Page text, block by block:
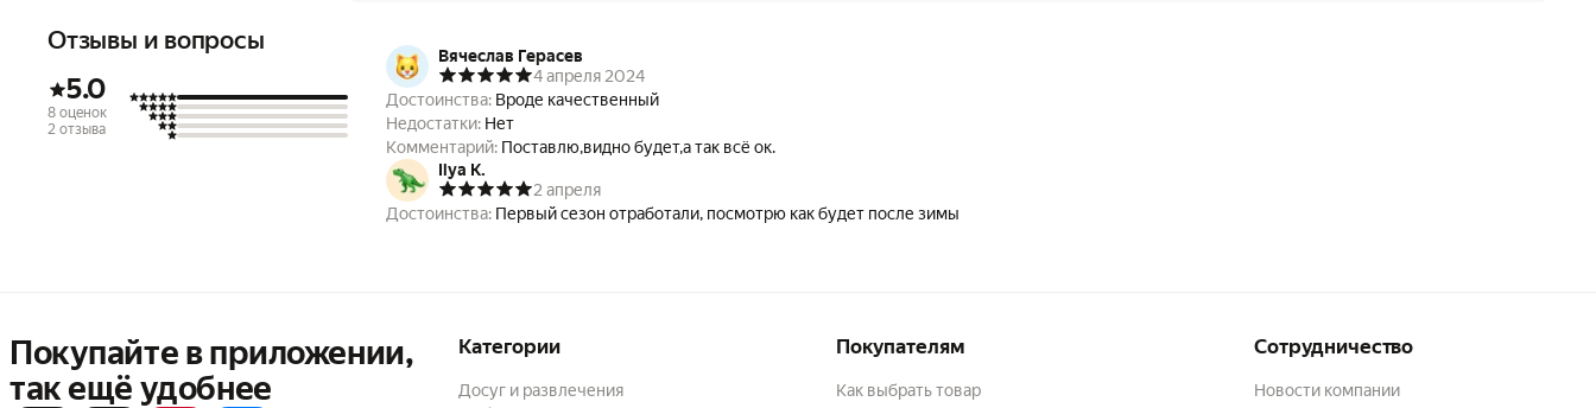
Отзывы и вопросы
5.0
8 оценок
2 отзыва
Вячеслав Герасев
4 апреля 2024
Достоинства: Вроде качественный
Недостатки: Нет
Комментарий: Поставлю,видно будет,а так всё ок.
Ilya K.
2 апреля
Достоинства: Первый сезон отработали, посмотрю как будет после зимы
Покупайте в приложении,
так ещё удобнее
Категории
Досуг и развлечения
Покупателям
Как выбрать товар
Сотрудничество
Новости компании